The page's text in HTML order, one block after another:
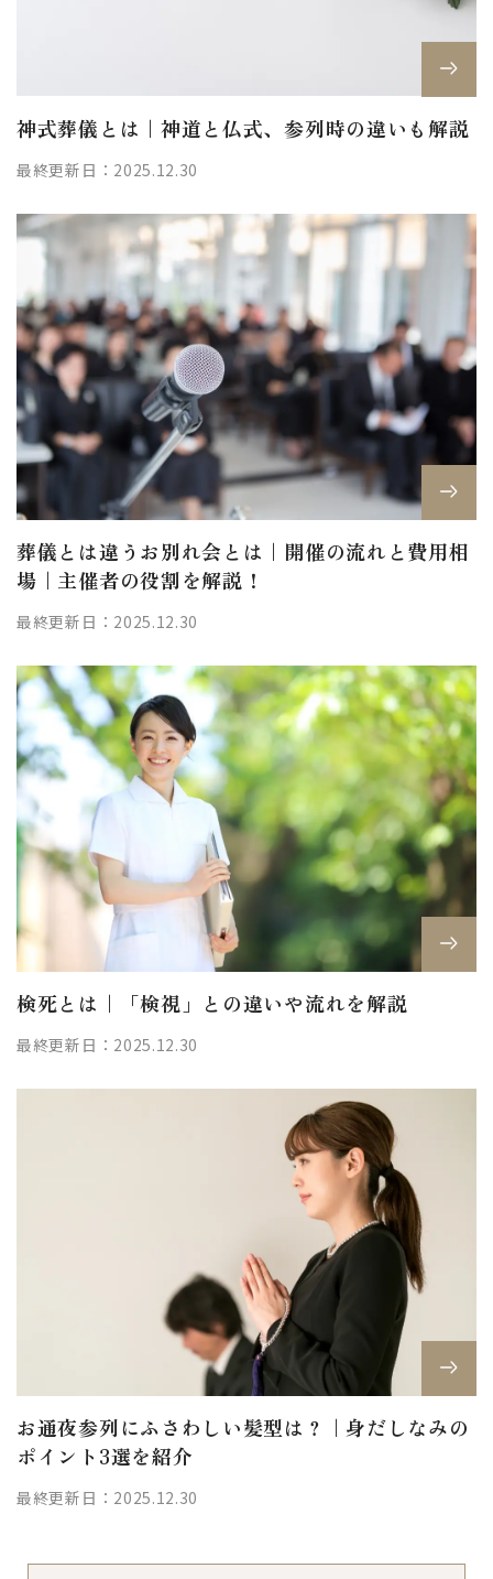
神式葬儀とは｜神道と仏式、参列時の違いも解説
最終更新日：2025.12.30
葬儀とは違うお別れ会とは｜開催の流れと費用相
場｜主催者の役割を解説！
最終更新日：2025.12.30
検死とは｜「検視」との違いや流れを解説
最終更新日：2025.12.30
お通夜参列にふさわしい髪型は？｜身だしなみの
ポイント3選を紹介
最終更新日：2025.12.30